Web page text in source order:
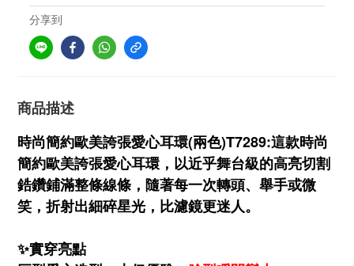
分享到
商品描述
時尚簡約歐美誇張愛心耳環(兩色)T7289:這款時尚
簡約歐美誇張愛心耳環，以近乎舞台級的高亮切割
鋯鑽鋪滿整條線條，隨著每一次轉頭、舉手或微
笑，折射出細碎星光，比濾鏡更迷人。
✨實穿亮點